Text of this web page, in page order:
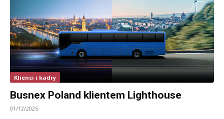
Klienci i kadry
Busnex Poland klientem Lighthouse
01/12/2025